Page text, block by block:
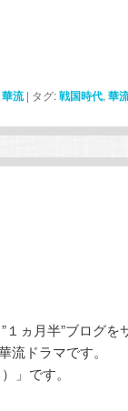
華流 | タグ:戦国時代, 華
ヵ月半”ブログを
流ドラマです。
」です。